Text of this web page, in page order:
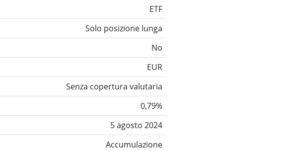
ETF
Solo posizione lunga
No
EUR
Senza copertura valutaria
0,79%
5 agosto 2024
Accumulazione